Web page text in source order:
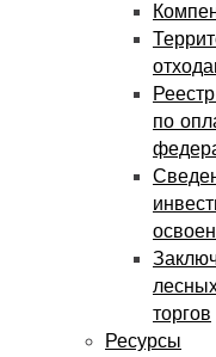
по
торгов
Ресурсы